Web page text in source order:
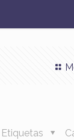
Etiquetas